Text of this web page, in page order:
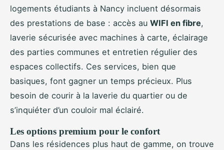
logements étudiants à Nancy incluent désormais
des prestations de base : accès au WIFI en fibre,
laverie sécurisée avec machines à carte, éclairage
des parties communes et entretien régulier des
espaces collectifs. Ces services, bien que
basiques, font gagner un temps précieux. Plus
besoin de courir à la laverie du quartier ou de
s’inquiéter d’un couloir mal éclairé.
Les options premium pour le confort
Dans les résidences plus haut de gamme, on trouve